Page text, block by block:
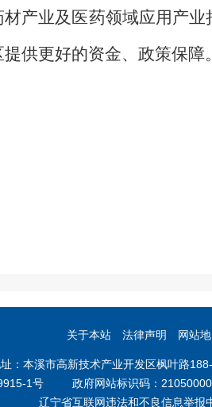
材产业及 医药领域应用产业
提供更好的资金、政策保障。
关于本站 法律声明 网站
：本溪市高新技术产业开发区枫叶路
1号 政府网站标识码：
辽宁省互联网违法和不良信息举报